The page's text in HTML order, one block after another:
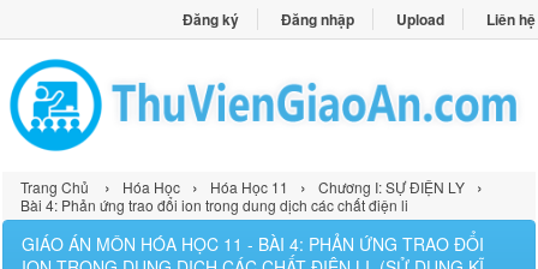
Đăng ký Đăng nhập Upload Liên hệ
Trang Chủ › Hóa Học › Hóa Học 11 › Chương I: SỰ ĐIỆN LY ›
Bài 4: Phản ứng trao đổi ion trong dung dịch các chất điện li
GIÁO ÁN MÔN HÓA HỌC 11 - BÀI 4: PHẢN ỨNG TRAO ĐỔI